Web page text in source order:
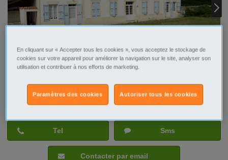
Tel Sms
Contacter par email
En cliquant sur « Accepter tous les cookies », vous acceptez le stockage de
cookies sur votre appareil pour améliorer la navigation sur le site, analyser son
utilisation et contribuer à nos efforts de marketing.
Autoriser tous les cookies
Paramètres des cookies